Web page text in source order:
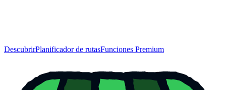
DescubrirPlanificador de rutasFunciones Premium